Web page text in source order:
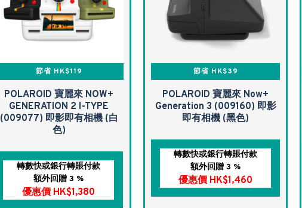
節省 HK$119
POLAROID 寶麗來 NOW+
GENERATION 2 I-TYPE
(009077) 即影即有相機 (白
色)
轉數快或銀行轉賬付款
額外回贈 3 %
優惠價 HK$1,380
節省 HK$39
POLAROID 寶麗來 Now+
Generation 3 (009160) 即影
即有相機 (黑色)
轉數快或銀行轉賬付款
額外回贈 3 %
優惠價 HK$1,460